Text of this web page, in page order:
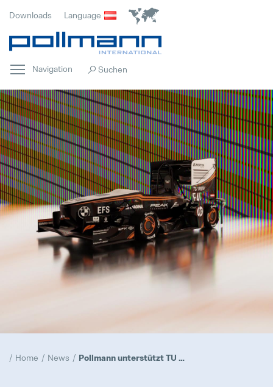
Home
Hervorgehoben
Innovation
Hervorgehoben
Hervorgehoben
Downloads Language
Navigation
Home News Pollmann unterstützt TU Wien Racing